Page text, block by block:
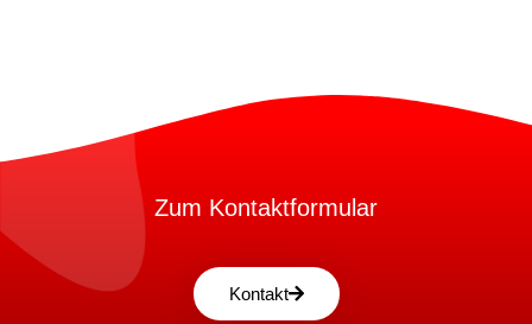
Zum Kontaktformular
Kontakt